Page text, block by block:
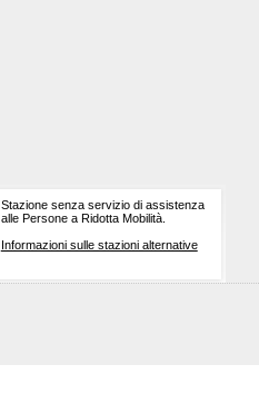
Stazione senza servizio di assistenza
alle Persone a Ridotta Mobilità.
Informazioni sulle stazioni alternative